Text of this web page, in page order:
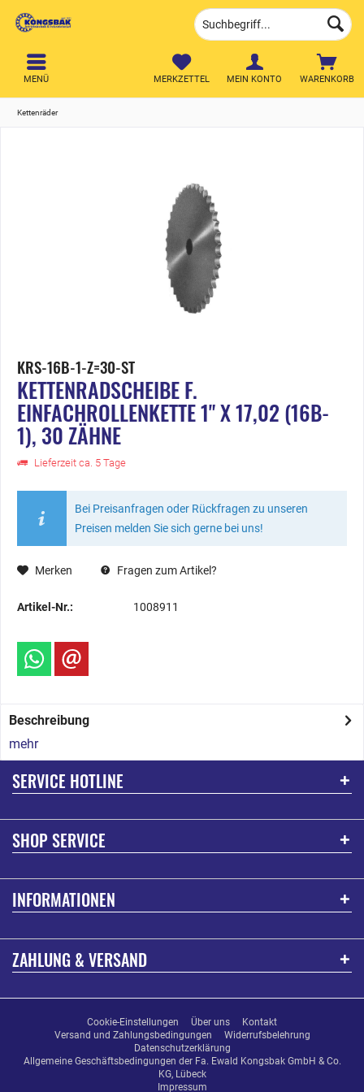
WARENKORB
MERKZETTEL MEIN KONTO
MENÜ
Kettenräder
KRS-16B-1-Z=30-ST
KETTENRADSCHEIBE F.
EINFACHROLLENKETTE 1" X 17,02 (16B-
1), 30 ZÄHNE
Lieferzeit ca. 5 Tage
Bei Preisanfragen oder Rückfragen zu unseren
Preisen melden Sie sich gerne bei uns!
Merken Fragen zum Artikel?
Artikel-Nr.: 1008911
Beschreibung
mehr
SERVICE HOTLINE
SHOP SERVICE
INFORMATIONEN
ZAHLUNG & VERSAND
Cookie-Einstellungen Über uns
Kontakt
Versand und Zahlungsbedingungen
Widerrufsbelehrung
Datenschutzerklärung
Allgemeine Geschäftsbedingungen der Fa. Ewald Kongsbak GmbH & Co.
KG, Lübeck
Impressum